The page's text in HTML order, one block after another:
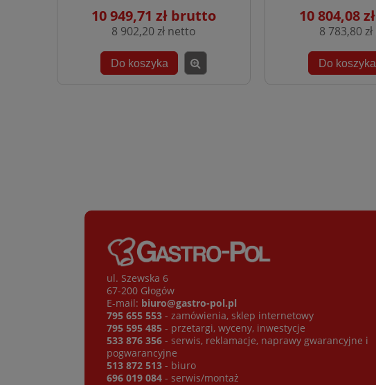
10 949,71 zł
8 902,20 zł
Do koszyka
10 804,08 zł
8 783,80 zł
Do koszyka
ul. Szewska 6
67-200 Głogów
E-mail: biuro@gastro-pol.pl
795 655 553 - zamówienia, sklep internetowy
795 595 485 - przetargi, wyceny, inwestycje
533 876 356 - serwis, reklamacje, naprawy gwarancyjne i
pogwarancyjne
513 872 513 - biuro
696 019 084 - serwis/montaż